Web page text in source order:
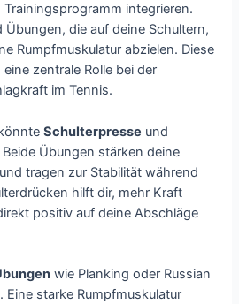
integrieren.
die auf deine Schultern,
Rumpfmuskulatur abzielen. Diese
zentrale Rolle bei der
im Tennis.
Schulterpresse und
Übungen stärken deine
tragen zur Stabilität während
hilft dir, mehr Kraft
positiv auf deine Abschläge
wie Planking oder Russian
starke Rumpfmuskulatur